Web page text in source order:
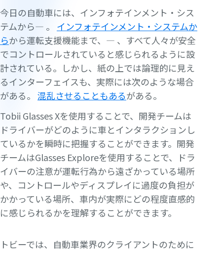
今日の自動車には、インフォテインメント・シス
テムから— 。 インフォテインメント・システムか
らから運転支援機能まで、— 、すべて人々が安全
でコントロールされていると感じられるように設
計されている。しかし、紙の上では論理的に見え
るインターフェイスも、実際には次のような場合
がある。 混乱させることもあるがある。
Tobii Glasses Xを使用することで、開発チームは
ドライバーがどのように車とインタラクションし
ているかを瞬時に把握することができます。開発
チームはGlasses Exploreを使用することで、ドラ
イバーの注意が運転行為から遠ざかっている場所
や、コントロールやディスプレイに過度の負担が
かかっている場所、車内が実際にどの程度直感的
に感じられるかを理解することができます。
トビーでは、自動車業界のクライアントのために